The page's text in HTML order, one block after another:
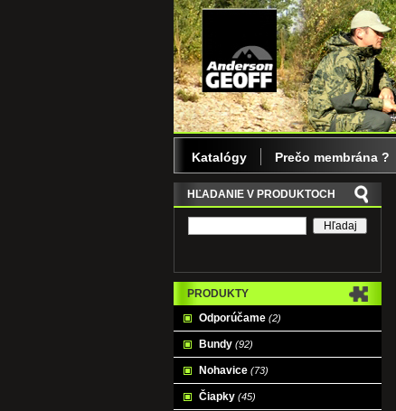
HĽADANIE V PRODUKTOCH
PRODUKTY
Odporúčame (2)
Bundy (92)
Nohavice (73)
Čiapky (45)
Katalógy Prečo membrána ?